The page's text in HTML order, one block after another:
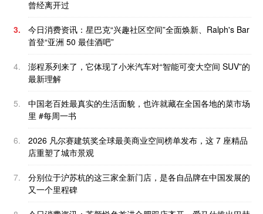
曾经离开过
3.
今日消费资讯：星巴克“兴趣社区空间”全面焕新、Ralph's Bar
首登“亚洲 50 最佳酒吧”
4.
澎程系列来了，它体现了小米汽车对“智能可变大空间 SUV”的
最新理解
5.
中国老百姓最真实的生活面貌，也许就藏在全国各地的菜市场
里 #每周一书
6.
2026 凡尔赛建筑奖全球最美商业空间榜单发布，这 7 座精品
店重塑了城市景观
7.
分别位于沪苏杭的这三家全新门店，是各自品牌在中国发展的
又一个里程碑